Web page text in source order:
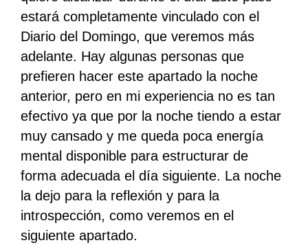
estará completamente vinculado con el
Diario del Domingo, que veremos más
adelante. Hay algunas personas que
prefieren hacer este apartado la noche
anterior, pero en mi experiencia no es tan
efectivo ya que por la noche tiendo a estar
muy cansado y me queda poca energía
mental disponible para estructurar de
forma adecuada el día siguiente. La noche
la dejo para la reflexión y para la
introspección, como veremos en el
siguiente apartado.